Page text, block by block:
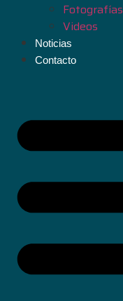
Fotografías
Videos
Noticias
Contacto